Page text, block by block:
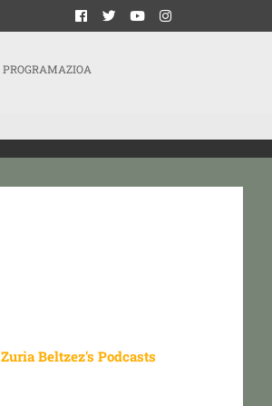
PROGRAMAZIOA
Beltzez's Podcasts